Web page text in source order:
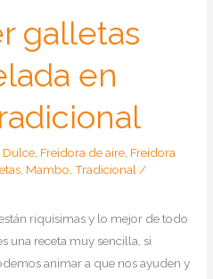
galletas
en
Dulce, Freidora de aire, Freidora
, Mambo,Tradicional/
riquísimas y lo mejor de todo
una receta muy sencilla, si
animar a que nos ayuden y